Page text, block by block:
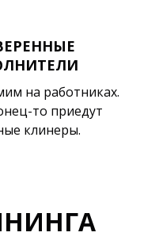
на работниках.
то приедут
клинеры.